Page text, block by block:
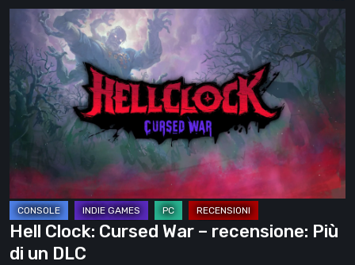
Clock:
Cursed
War
–
recensione:
di
un
DLC
Hell Clock: Cursed War – recensione: Più
di un DLC